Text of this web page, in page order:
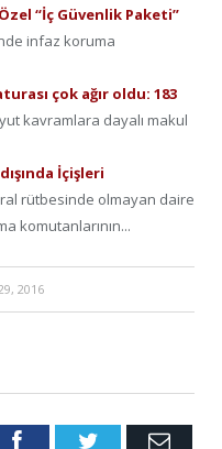
“İç Güvenlik Paketi”
infaz koruma
çok ağır oldu: 183
kavramlara dayalı makul
İçişleri
rütbesinde olmayan daire
komutanlarının...
2016
FacebookTwitter Email